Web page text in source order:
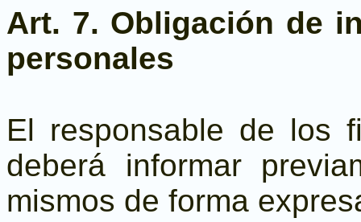
Art. 7. Obligación de
personales
El responsable de los
deberá informar
mismos de forma